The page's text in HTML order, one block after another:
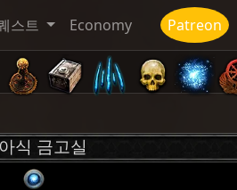
스트 Economy Patreon
식 금고실